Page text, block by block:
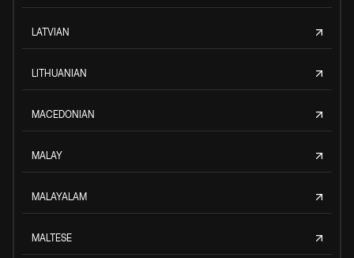
LATVIAN
LITHUANIAN
MACEDONIAN
MALAY
MALAYALAM
MALTESE